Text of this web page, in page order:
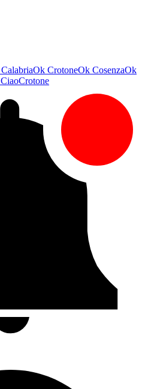
CalabriaOk CrotoneOk CosenzaOk
CiaoCrotone